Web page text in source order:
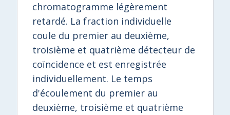
chromatogramme légèrement
retardé. La fraction individuelle
coule du premier au deuxième,
troisième et quatrième détecteur de
coïncidence et est enregistrée
individuellement. Le temps
d'écoulement du premier au
deuxième, troisième et quatrième